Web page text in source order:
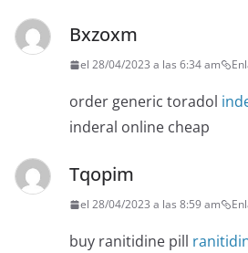
Bxzoxm
el 28/04/2023 a las 6:34 am
order generic toradol
inderal online cheap
Tqopim
el 28/04/2023 a las 8:59 am
buy ranitidine pill